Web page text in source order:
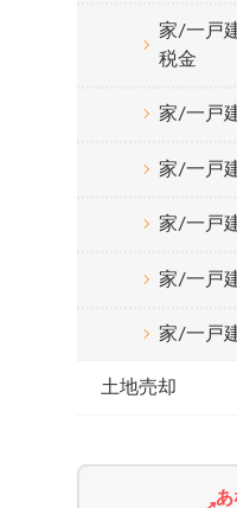
家/一戸
税金
家/一戸
家/一戸
家/一戸
家/一戸
家/一戸
土地売却
あ